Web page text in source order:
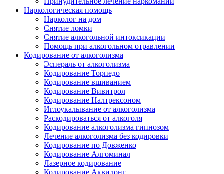
Наркологическая помощь
Нарколог на дом
Снятие ломки
Снятие алкогольной интоксикации
Помощь при алкогольном отравлении
Кодирование от алкоголизма
Эспераль от алкоголизма
Кодирование Торпедо
Кодирование вшиванием
Кодирование Вивитрол
Кодирование Налтрексоном
Иглоукалывание от алкоголизма
Раскодироваться от алкоголя
Кодирование алкоголизма гипнозом
Лечение алкоголизма без кодировки
Кодирование по Довженко
Кодирование Алгоминал
Лазерное кодирование
Кодирование Аквилонг